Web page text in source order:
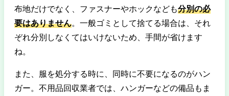
布地だけでなく、ファスナーやホックなども分別の必
要はありません。一般ゴミとして捨てる場合は、それ
ぞれ分別しなくてはいけないため、手間が省けます
ね。
また、服を処分する時に、同時に不要になるのがハン
ガー。不用品回収業者では、ハンガーなどの備品もま